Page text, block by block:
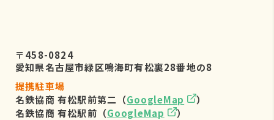
〒458-0824
愛知県名古屋市緑区鳴海町有松裏28番地の8
提携駐車場
名鉄協商 有松駅前第二（GoogleMap
）
名鉄協商 有松駅前（GoogleMap
）